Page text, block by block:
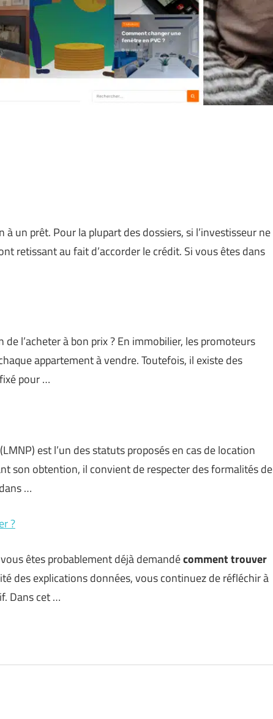
un prêt. Pour la plupart des dossiers, si l’investisseur ne
retissant au fait d’accorder le crédit. Si vous êtes dans
l’acheter à bon prix ? En immobilier, les promoteurs
appartement à vendre. Toutefois, il existe des
pour …
est l’un des statuts proposés en cas de location
son obtention, il convient de respecter des formalités de
…
?
êtes probablement déjà demandécomment trouver
des explications données, vous continuez de réfléchir à
Dans cet …